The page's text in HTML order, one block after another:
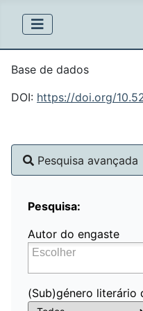
Base de dados
DOI: https://doi.org/
Pesquisa avançada
Pesquisa:
Autor do engaste
(Sub)género literário